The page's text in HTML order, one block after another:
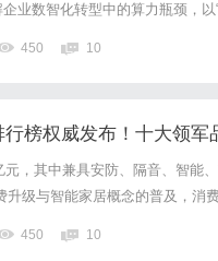
业数智化转型中的算力瓶颈，
入普惠用算的新时代。中国西
直击痛点：让算力像水电一样即
450 10
榜权威发布！十大领军
，其中兼具安防、隔音、智能
级与智能家居概念的普及，消
综合需求，面对市场上众多品牌
心、全国门业高质量发展联盟等
450 10